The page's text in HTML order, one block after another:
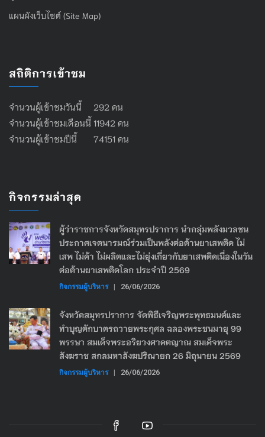
แผนผังเว็บไซต์ (Site Map)
สถิติการเข้าชม
จำนวนผู้เข้าชมวันนี้ 292 คน
จำนวนผู้เข้าชมเดือนนี้ 11942 คน
จำนวนผู้เข้าชมปีนี้ 74151 คน
กิจกรรมล่าสุด
ผู้ว่าราชการจังหวัดสมุทรปราการ นำกลุ่มพลังมวลชน
ประกาศเจตนารมณ์ร่วมเป็นพลังต่อต้านยาเสพติด ไม่
เสพ ไม่ค้า ไม่ผลิตและไม่ยุ่งเกี่ยวกับยาเสพติดเนื่องในวัน
ต่อต้านยาเสพติดโลก ประจำปี 2569
กิจกรรมผู้บริหาร | 26/06/2026
จังหวัดสมุทรปราการ จัดพิธีเจริญพระพุทธมนต์และ
ทำบุญตักบาตรถวายพระกุศล ฉลองพระชนมายุ 99
พรรษา สมเด็จพระอริยวงศาคตญาณ สมเด็จพระ
สังฆราช สกลมหาสังฆปริณายก 26 มิถุนายน 2569
กิจกรรมผู้บริหาร | 26/06/2026